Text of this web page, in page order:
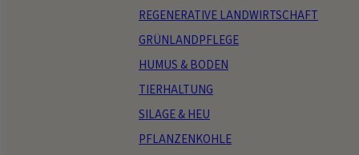
REGENERATIVE LANDWIRTSCHAFT
GRÜNLANDPFLEGE
HUMUS & BODEN
TIERHALTUNG
SILAGE & HEU
PFLANZENKOHLE